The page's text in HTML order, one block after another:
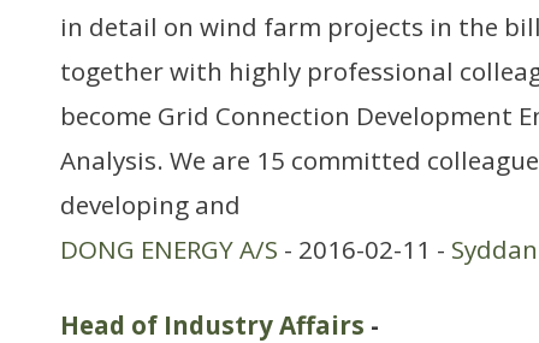
in detail on wind farm projects in the
together with highly professional
become Grid Connection Development
Analysis. We are 15 committed
developing and
DONG ENERGY A/S - 2016-02-11 -
Head of Industry Affairs -